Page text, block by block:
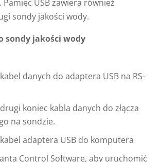
Pamięć USB zawiera również
sondy jakości wody.
sondy jakości wody
danych do adaptera USB na RS-
drugi koniec kabla danych do złącza
na sondzie.
kabel adaptera USB do komputera
Control Software, aby uruchomić